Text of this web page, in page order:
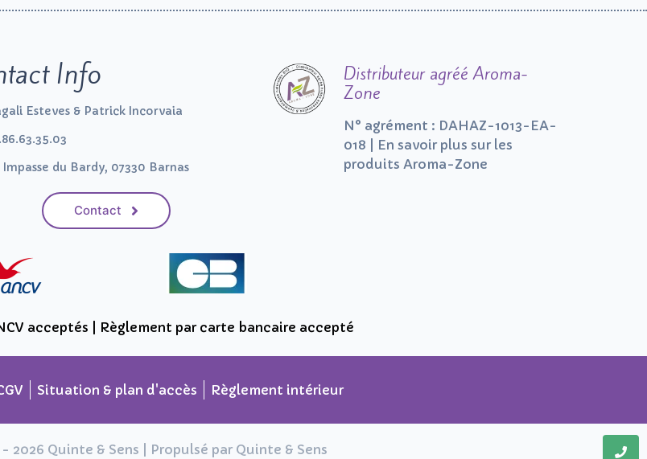
Info
Esteves & Patrick Incorvaia
Impasse du Bardy, 07330 Barnas
Contact
Distributeur agréé Aroma-
Zone
N° agrément : DAHAZ-1013-EA-
018 | En savoir plus sur les
produits Aroma-Zone
acceptés | Règlement par carte bancaire accepté
Situation & plan d'accès Règlement intérieur
2026 Quinte & Sens | Propulsé par Quinte & Sens